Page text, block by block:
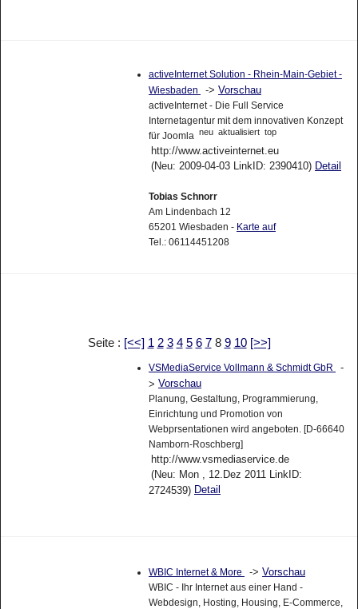
activeInternet Solution - Rhein-Main-Gebiet -
Wiesbaden
-> Vorschau
activeInternet - Die Full Service
Internetagentur mit dem innovativen Konzept
für Joomla neu aktualisiert top
http://www.activeinternet.eu
(Neu: 2009-04-03 LinkID: 2390410) Detail
Tobias Schnorr
Am Lindenbach 12
65201 Wiesbaden - Karte auf
Tel.: 06114451208
Seite : [<<] 1 2 3 4 5 6 78 9 10 [>>]
VSMediaService Vollmann & Schmidt GbR -
> Vorschau
Planung, Gestaltung, Programmierung,
Einrichtung und Promotion von
Webprsentationen wird angeboten. [D-66640
Namborn-Roschberg]
http://www.vsmediaservice.de
(Neu: Mon , 12.Dez 2011 LinkID:
2724539) Detail
WBIC Internet & More -> Vorschau
WBIC - Ihr Internet aus einer Hand -
Webdesign, Hosting, Housing, E-Commerce,